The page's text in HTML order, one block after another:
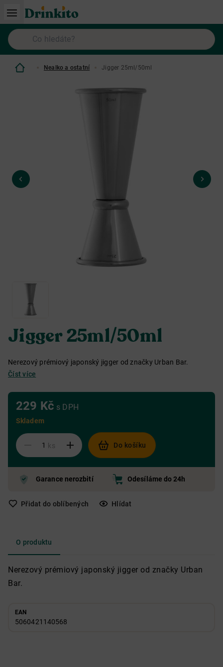
Nealko a ostatní Jigger 25ml/50ml
Jigger 25ml/50ml
Nerezový prémiový japonský jigger od značky Urban Bar.
Číst více
229 Kč s DPH
Skladem
ks Do košíku
Garance nerozbití Odesíláme do 24h
Přidat do oblíbených Hlídat
O produktu
Nerezový prémiový japonský jigger od značky Urban
Bar.
EAN
5060421140568